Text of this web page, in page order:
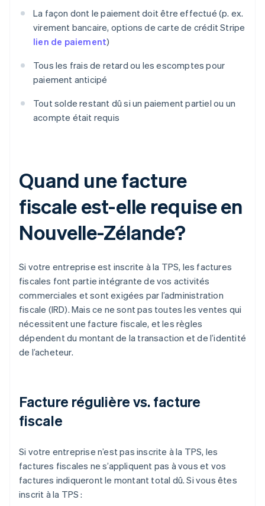
La façon dont le paiement doit être effectué (p. ex.
virement bancaire, options de carte de crédit Stripe
lien de paiement)
Tous les frais de retard ou les escomptes pour
paiement anticipé
Tout solde restant dû si un paiement partiel ou un
acompte était requis
Quand une facture
fiscale est-elle requise en
Nouvelle-Zélande?
Si votre entreprise est inscrite à la TPS, les factures
fiscales font partie intégrante de vos activités
commerciales et sont exigées par l’administration
fiscale (IRD). Mais ce ne sont pas toutes les ventes qui
nécessitent une facture fiscale, et les règles
dépendent du montant de la transaction et de l’identité
de l’acheteur.
Facture régulière vs. facture
fiscale
Si votre entreprise n’est pas inscrite à la TPS, les
factures fiscales ne s’appliquent pas à vous et vos
factures indiqueront le montant total dû. Si vous êtes
inscrit à la TPS :